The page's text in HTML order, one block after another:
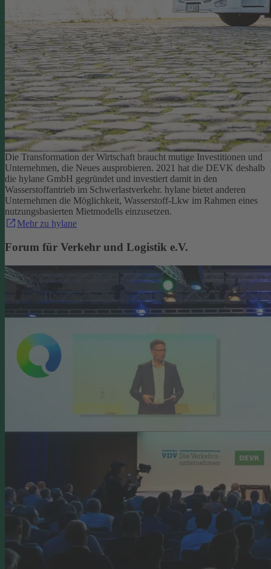
Die Transformation der Wirtschaft braucht mutige Investitionen und
Unternehmen, die Neues ausprobieren. 2021 hat die DEVK deshalb
die hylane GmbH gegründet und investiert damit in den
Wasserstoffantrieb im Schwerlastverkehr. hylane bietet anderen
Unternehmen die Möglichkeit, Wasserstoff-Lkw im Rahmen eines
nutzungsbasierten Mietmodells einzusetzen.
Mehr zu hylane
Forum für Verkehr und Logistik e.V.